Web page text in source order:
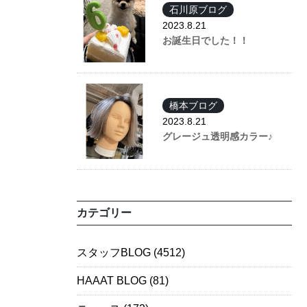
石川原ブログ
2023.8.21
お誕生日でした！！
橋本ブログ
2023.8.21
グレージュ透明感カラー♪
カテゴリー
スタッフBLOG (4512)
HAAAT BLOG (81)